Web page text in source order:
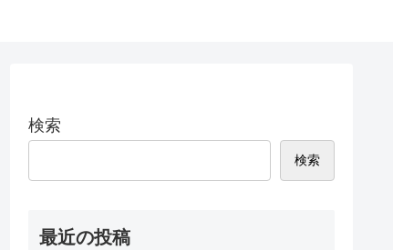
検索
検索
最近の投稿